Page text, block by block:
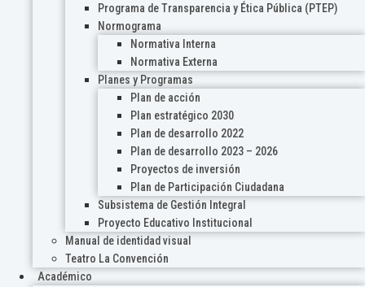
Programa de Transparencia y Ética Pública (PTEP)
Normograma
Normativa Interna
Normativa Externa
Planes y Programas
Plan de acción
Plan estratégico 2030
Plan de desarrollo 2022
Plan de desarrollo 2023 – 2026
Proyectos de inversión
Plan de Participación Ciudadana
Subsistema de Gestión Integral
Proyecto Educativo Institucional
Manual de identidad visual
Teatro La Convención
Académico